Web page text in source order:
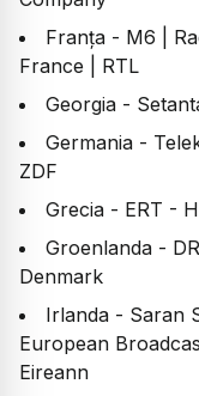
Franța - M6 |
France | RTL
Georgia -
Germania -
ZDF
Grecia - ERT -
Groenlanda -
Denmark
Irlanda - Saran
European
Eireann